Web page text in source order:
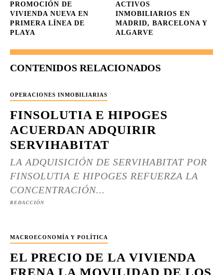
PROMOCIÓN DE
VIVIENDA NUEVA EN
PRIMERA LÍNEA DE
PLAYA
ACTIVOS
INMOBILIARIOS EN
MADRID, BARCELONA Y
ALGARVE
CONTENIDOS RELACIONADOS
OPERACIONES INMOBILIARIAS
FINSOLUTIA E HIPOGES
ACUERDAN ADQUIRIR
SERVIHABITAT
LA ADQUISICIÓN DE SERVIHABITAT POR
FINSOLUTIA E HIPOGES REFUERZA LA
CONCENTRACIÓN...
REDACCIÓN
MACROECONOMÍA Y POLÍTICA
EL PRECIO DE LA VIVIENDA
FRENA LA MOVILIDAD DE LOS